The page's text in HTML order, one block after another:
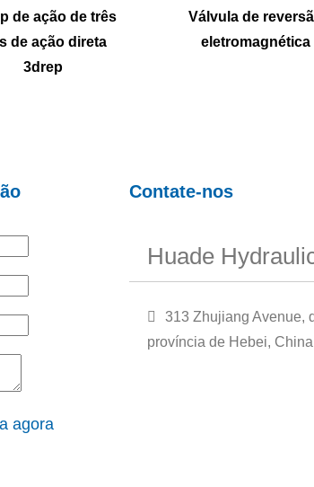
de ação de três
de ação direta
3drep
Válvula de
eletromagnética
agora
Contate-nos
Huade
313 Zhujiang Avenue,
província de Hebei,